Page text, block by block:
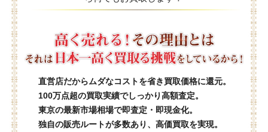
直営店だからムダなコストを省き買取価格に還元。
100万点超の買取実績でしっかり高額査定。
東京の最新市場相場で即査定・即現金化。
独自の販売ルートが多数あり、高価買取を実現。